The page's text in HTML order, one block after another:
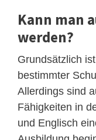
Kann man
werden?
Grundsätzlich
bestimmter
Allerdings sind
Fähigkeiten in
und Englisch